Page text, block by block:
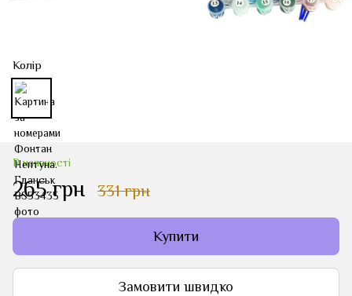
Колір
В наявності
265 грн 331 грн
Купити
Замовити швидко